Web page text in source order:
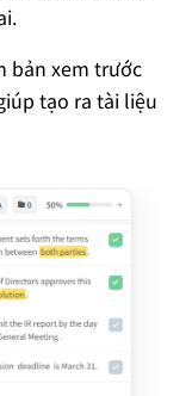
bản xem trước
tạo ra tài liệu